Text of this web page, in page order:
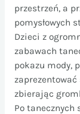
przestrzeń, a
pomysłowych
Dzieci z
zabawach
pokazu mody,
zbierając
Po tanecznych